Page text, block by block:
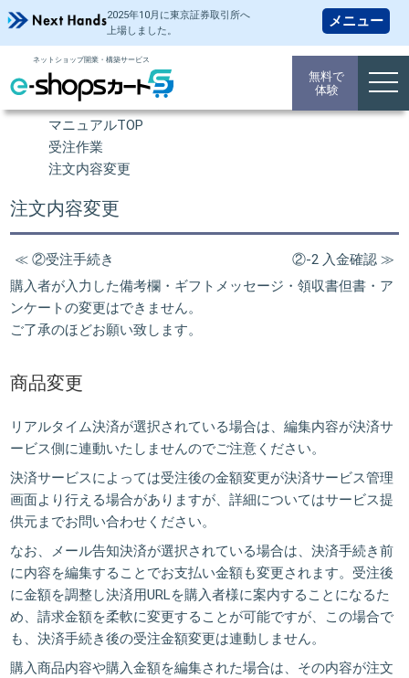
2025年10月に東京証券取引所へ
上場しました。
ネットショップ開業・構築サービス
無料で
体験
操作マニュアル
ネットショップ 開業TOP
マニュアルTOP
受注作業
注文内容変更
注文内容変更
≪ ②受注手続き
②-2 入金確認 ≫
購入者が入力した備考欄・ギフトメッセージ・領収書但書・ア
ンケートの変更はできません。
ご了承のほどお願い致します。
商品変更
リアルタイム決済が選択されている場合は、編集内容が決済サ
ービス側に連動いたしませんのでご注意ください。
決済サービスによっては受注後の金額変更が決済サービス管理
画面より行える場合がありますが、詳細についてはサービス提
供元までお問い合わせください。
なお、メール告知決済が選択されている場合は、決済手続き前
に内容を編集することでお支払い金額も変更されます。受注後
に金額を調整し決済用URLを購入者様に案内することになるた
め、請求金額を柔軟に変更することが可能ですが、この場合で
も、決済手続き後の受注金額変更は連動しません。
購入商品内容や購入金額を編集された場合は、その内容が注文